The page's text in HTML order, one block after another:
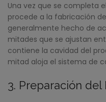
Una vez que se completa
procede a la fabricación
generalmente hecho de
mitades que se ajustan
contiene la cavidad del
mitad aloja el sistema de
3. Preparación del